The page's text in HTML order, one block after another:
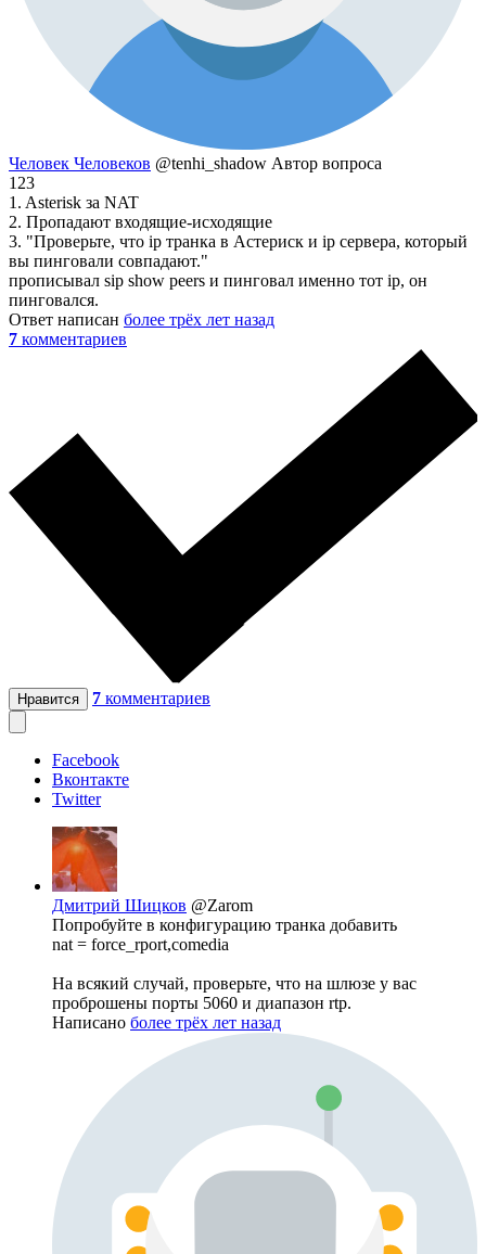
Человек Человеков @tenhi_shadow Автор вопроса
123
1. Asterisk за NAT
2. Пропадают входящие-исходящие
3. "Проверьте, что ip транка в Астериск и ip сервера, который
вы пинговали совпадают."
прописывал sip show peers и пинговал именно тот ip, он
пинговался.
Ответ написан более трёх лет назад
7 комментариев
Нравится 7 комментариев
Facebook
Вконтакте
Twitter
Дмитрий Шицков @Zarom
Попробуйте в конфигурацию транка добавить
nat = force_rport,comedia
На всякий случай, проверьте, что на шлюзе у вас
проброшены порты 5060 и диапазон rtp.
Написано более трёх лет назад